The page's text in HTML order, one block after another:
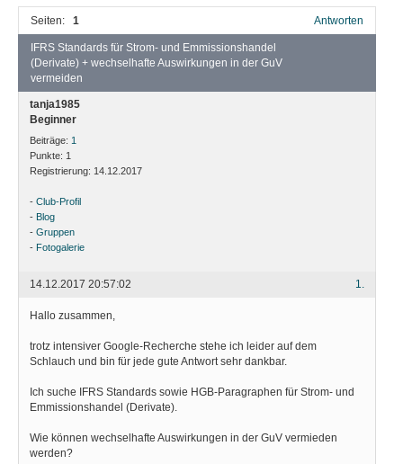
Seiten: 1 Antworten
IFRS Standards für Strom- und Emmissionshandel
(Derivate) + wechselhafte Auswirkungen in der GuV
vermeiden
tanja1985
Beginner
Beiträge: 1
Punkte: 1
Registrierung: 14.12.2017
- Club-Profil
- Blog
- Gruppen
- Fotogalerie
1.
14.12.2017 20:57:02
Hallo zusammen,
trotz intensiver Google-Recherche stehe ich leider auf dem
Schlauch und bin für jede gute Antwort sehr dankbar.
Ich suche IFRS Standards sowie HGB-Paragraphen für Strom- und
Emmissionshandel (Derivate).
Wie können wechselhafte Auswirkungen in der GuV vermieden
werden?